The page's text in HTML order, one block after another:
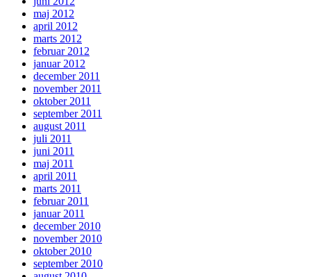
maj 2012
april 2012
marts 2012
februar 2012
januar 2012
december 2011
november 2011
oktober 2011
september 2011
august 2011
juli 2011
juni 2011
maj 2011
april 2011
marts 2011
februar 2011
januar 2011
december 2010
november 2010
oktober 2010
september 2010